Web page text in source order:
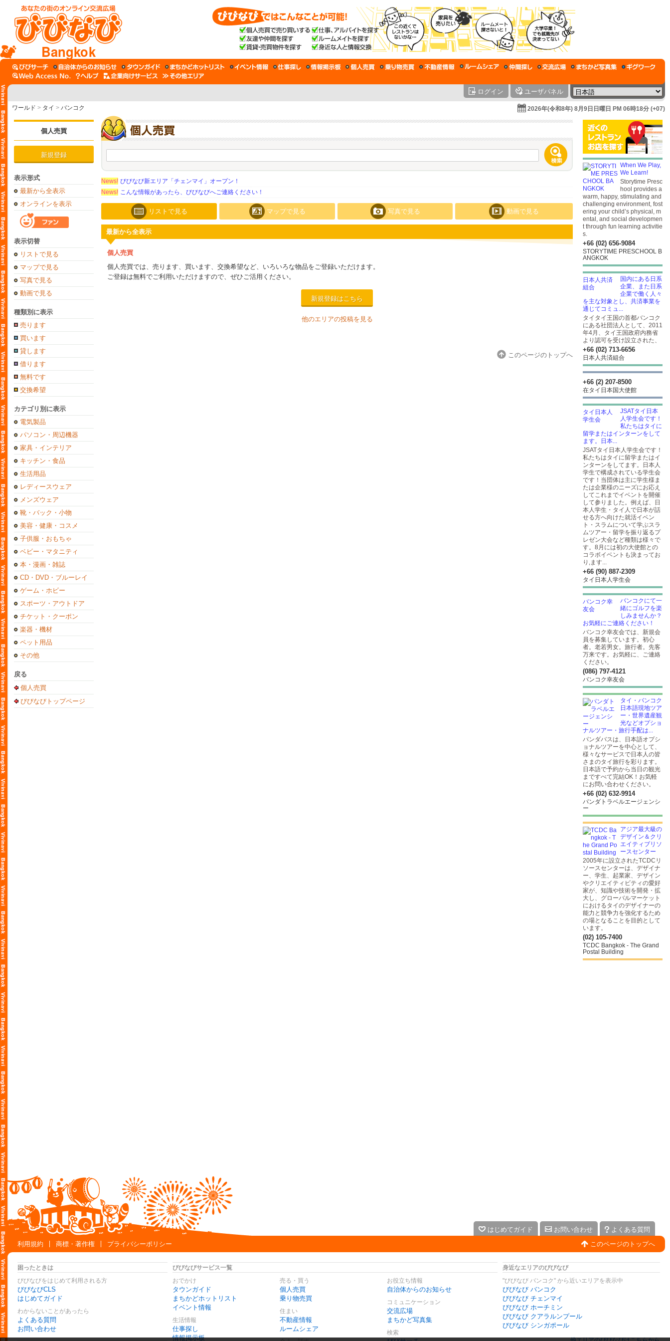
Bangkok
ログイン ユーザパネル
ワールド > タイ > バンコク 2026年(令和8年) 8月9日日曜日 PM 06時18分 (+07)
個人売買
新規登録
表示形式
最新から全表示
オンラインを表示
表示切替
リストで見る
マップで見る
写真で見る
動画で見る
種類別に表示
売ります
買います
貸します
借ります
無料です
交換希望
カテゴリ別に表示
電気製品
パソコン・周辺機器
家具・インテリア
キッチン・食品
生活用品
レディースウェア
メンズウェア
靴・バック・小物
美容・健康・コスメ
子供服・おもちゃ
ベビー・マタニティ
本・漫画・雑誌
CD・DVD・ブルーレイ
ゲーム・ホビー
スポーツ・アウトドア
チケット・クーポン
楽器・機材
ペット用品
その他
戻る
個人売買
びびなびトップページ
News! びびなび新エリア「チェンマイ」オープン！
News! こんな情報があったら、びびなびへご連絡ください！
リストで見る マップで見る 写真で見る 動画で見る
最新から全表示
個人売買
個人売買では、売ります、買います、交換希望など、いろいろな物品をご登録いただけます。
ご登録は無料でご利用いただけますので、ぜひご活用ください。
新規登録はこちら
他のエリアの投稿を見る
このページのトップへ
When We Play,
We Learn!
Storytime Presc
hool provides a
warm, happy, stimulating and
challenging environment, fost
ering your child’s physical, m
ental, and social developmen
t through fun learning activitie
s.
+66 (02) 656-9084
STORYTIME PRESCHOOL B
ANGKOK
国内にある日系
企業、また日系
企業で働く人々
を主な対象とし、共済事業を
通じてコミュ...
タイタイ王国の首都バンコク
にある社団法人として、2011
年4月、タイ王国政府内務省
より認可を受け設立された、
+66 (02) 713-6656
日本人共済組合
+66 (2) 207-8500
在タイ日本国大使館
JSATタイ日本
人学生会です！
私たちはタイに
留学またはインターンをして
ます。日本...
JSATタイ日本人学生会です！
私たちはタイに留学またはイ
ンターンをしてます。日本人
学生で構成されている学生会
です！当団体は主に学生様ま
たは企業様のニーズにお応え
してこれまでイベントを開催
して参りました。例えば、日
本人学生・タイ人で日本が話
せる方へ向けた就活イベン
ト・スラムについて学ぶスラ
ムツアー・留学を振り返るプ
レゼン大会など種類は様々で
す。8月には初の大使館との
コラボイベントも決まってお
り,ます...
+66 (90) 887-2309
タイ日本人学生会
バンコクにて一
緒にゴルフを楽
しみませんか？
お気軽にご連絡ください！
バンコク幸友会では、新規会
員を募集しています。初心
者。老若男女。旅行者。先客
万来です。お気軽に、ご連絡
ください。
(086) 797-4121
バンコク幸友会
タイ・バンコク
日本語現地ツア
ー・世界遺産観
光などオプショ
ナルツアー・旅行手配は...
パンダバスは、日本語オプシ
ョナルツアーを中心として、
様々なサービスで日本人の皆
さまのタイ旅行を彩ります。
日本語で予約から当日の観光
まですべて完結OK！お気軽
にお問い合わせください。
+66 (02) 632-9914
パンダトラベルエージェンシ
ー
アジア最大級の
デザイン＆クリ
エイティブリソ
ースセンター
2005年に設立されたTCDCリ
ソースセンターは、デザイナ
ー、学生、起業家、デザイン
やクリエイティビティの愛好
家が、知識や技術を開発・拡
大し、グローバルマーケット
におけるタイのデザイナーの
能力と競争力を強化するため
の場となることを目的として
います。
(02) 105-7400
TCDC Bangkok - The Grand
Postal Building
はじめてガイド お問い合わせ
よくある質問
利用規約
商標・著作権 プライバシーポリシー このページのトップへ
困ったときは
びびなびをはじめて利用される方
びびなびCLS
はじめてガイド
わからないことがあったら
よくある質問
お問い合わせ
びびなびサービス一覧
おでかけ
タウンガイド
まちかどホットリスト
イベント情報
生活情報
仕事探し
情報掲示板
売る・買う
個人売買
乗り物売買
住まい
不動産情報
ルームシェア
お役立ち情報
自治体からのお知らせ
コミュニケーション
交流広場
まちかど写真集
検索
身近なエリアのびびなび
"びびなび バンコク" から近いエリアを表示中
びびなび バンコク
びびなび チェンマイ
びびなび ホーチミン
びびなび クアラルンプール
びびなび シンガポール